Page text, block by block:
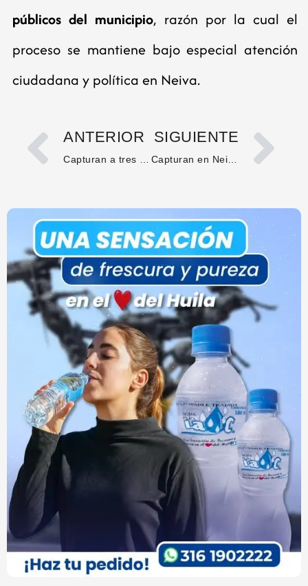
públicos del municipio, razón por la cual el
proceso se mantiene bajo especial atención
ciudadana y política en Neiva.
ANTERIOR SIGUIENTE